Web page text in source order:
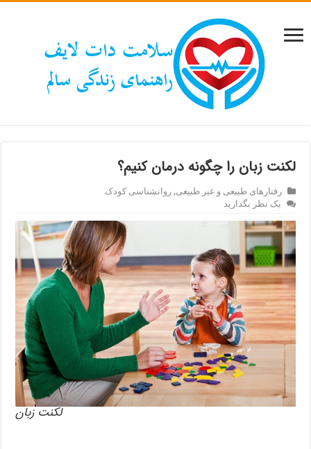
لکنت زبان را چگونه درمان کنیم؟
رفتارهای طبیعی و غیر طبیعی,روانشناسی کودک
یک نظر بگذارید
لکنت زبان